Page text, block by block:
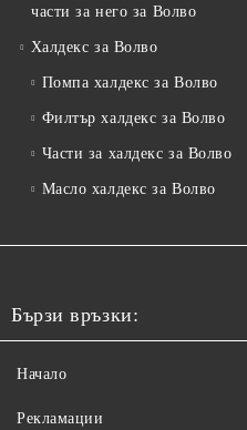
части за него за Волво
Халдекс за Волво
Помпа халдекс за Волво
Филтър халдекс за Волво
Части за халдекс за Волво
Масло халдекс за Волво
Бързи връзки:
Начало
Рекламации